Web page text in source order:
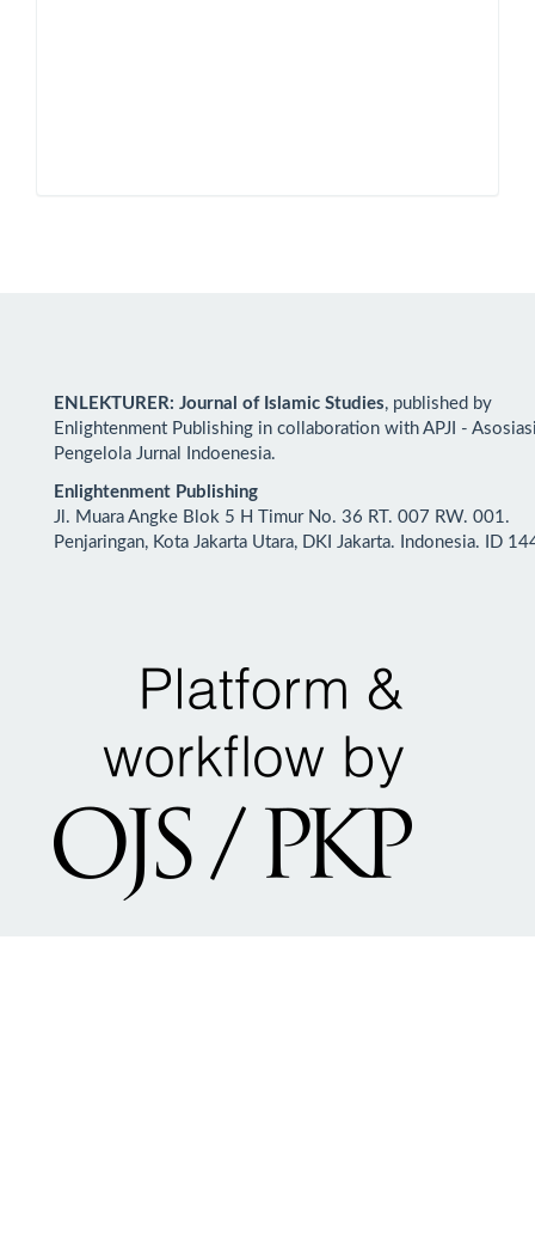
ENLEKTURER: Journal of Islamic Studies, published by
Enlightenment Publishing in collaboration with APJI -
Pengelola Jurnal Indoenesia.
Enlightenment Publishing
Jl. Muara Angke Blok 5 H Timur No. 36 RT. 007 RW. 001.
Penjaringan, Kota Jakarta Utara, DKI Jakarta. Indonesia. ID